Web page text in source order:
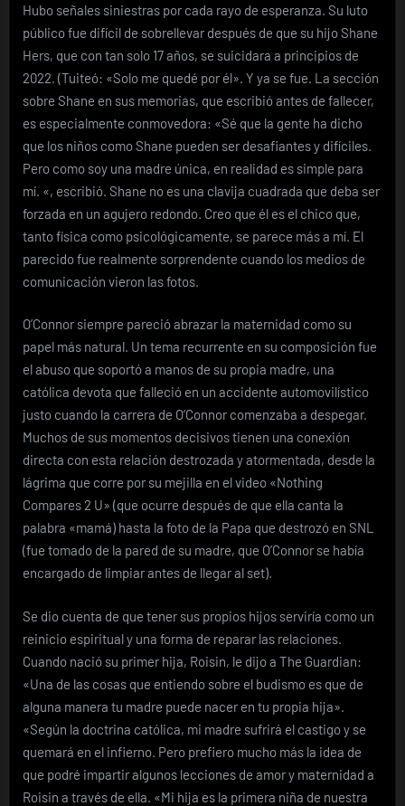
Hubo señales siniestras por cada rayo de esperanza. Su luto
público fue difícil de sobrellevar después de que su hijo Shane
Hers, que con tan solo 17 años, se suicidara a principios de
2022. (Tuiteó: «Solo me quedé por él». Y ya se fue. La sección
sobre Shane en sus memorias, que escribió antes de fallecer,
es especialmente conmovedora: «Sé que la gente ha dicho
que los niños como Shane pueden ser desafiantes y difíciles.
Pero como soy una madre única, en realidad es simple para
mí. «, escribió. Shane no es una clavija cuadrada que deba ser
forzada en un agujero redondo. Creo que él es el chico que,
tanto física como psicológicamente, se parece más a mí. El
parecido fue realmente sorprendente cuando los medios de
comunicación vieron las fotos.
O’Connor siempre pareció abrazar la maternidad como su
papel más natural. Un tema recurrente en su composición fue
el abuso que soportó a manos de su propia madre, una
católica devota que falleció en un accidente automovilístico
justo cuando la carrera de O’Connor comenzaba a despegar.
Muchos de sus momentos decisivos tienen una conexión
directa con esta relación destrozada y atormentada, desde la
lágrima que corre por su mejilla en el video «Nothing
Compares 2 U» (que ocurre después de que ella canta la
palabra «mamá) hasta la foto de la Papa que destrozó en SNL
(fue tomado de la pared de su madre, que O’Connor se había
encargado de limpiar antes de llegar al set).
Se dio cuenta de que tener sus propios hijos serviría como un
reinicio espiritual y una forma de reparar las relaciones.
Cuando nació su primer hija, Roisin, le dijo a The Guardian:
«Una de las cosas que entiendo sobre el budismo es que de
alguna manera tu madre puede nacer en tu propia hija».
«Según la doctrina católica, mi madre sufrirá el castigo y se
quemará en el infierno. Pero prefiero mucho más la idea de
que podré impartir algunos lecciones de amor y maternidad a
Roisin a través de ella. «Mi hija es la primera niña de nuestra